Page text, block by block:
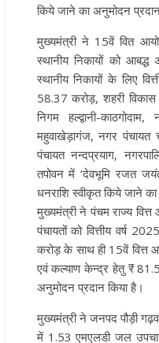
किये जाने का अनुमोदन
मुख्यमंत्री ने 15वें वित
स्थानीय निकायों को आबद्ध
स्थानीय निकायों के लिए
58.37 करोड़, शहरी
निगम हल्द्वानी-
महुवाखेड़ागंज, नगर पंचायत
पंचायत नन्दप्रयाग,
तपोवन में ‘देवभूमि रजत
धनराशि स्वीकृत किये जाने
मुख्यमंत्री ने पंचम राज्य
पंचायतों को वित्तीय वर्ष
करोड़ के साथ ही 15वें वित्त
एवं कल्याण केन्द्र हेतु ₹
अनुमोदन प्रदान किया है।
मुख्यमंत्री ने जनपद पौड़ी
में 1.53 एमएलडी जल